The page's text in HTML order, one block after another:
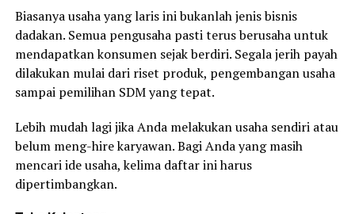
Biasanya usaha yang laris ini bukanlah jenis bisnis
dadakan. Semua pengusaha pasti terus berusaha untuk
mendapatkan konsumen sejak berdiri. Segala jerih payah
dilakukan mulai dari riset produk, pengembangan usaha
sampai pemilihan SDM yang tepat.
Lebih mudah lagi jika Anda melakukan usaha sendiri atau
belum meng-hire karyawan. Bagi Anda yang masih
mencari ide usaha, kelima daftar ini harus
dipertimbangkan.